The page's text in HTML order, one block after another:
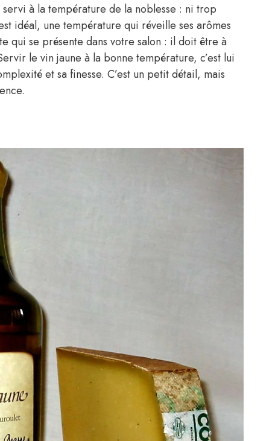
à la température de la noblesse : ni trop
idéal, une température qui réveille ses arômes
qui se présente dans votre salon : il doit être à
le vin jaune à la bonne température, c’est lui
et sa finesse. C’est un petit détail, mais